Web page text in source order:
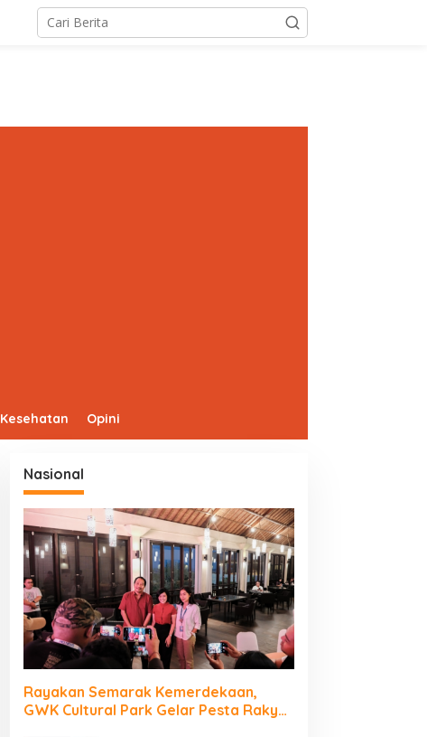
Kesehatan Opini
Nasional
Rayakan Semarak Kemerdekaan,
GWK Cultural Park Gelar Pesta Rakyat